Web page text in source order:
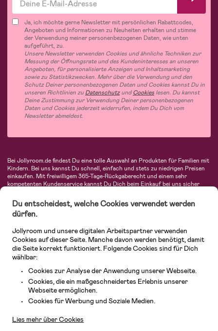
Ja, ich möchte gerne Newsletter mit persönlichen Rabattcodes,
Angeboten und Informationen zu Neuheiten erhalten und stimme
der Verwendung meiner personenbezogenen Daten, wie unten
aufgeführt, zu.
Unsere Newsletter verwenden Cookies und ähnliche Techniken zur
Messung der Öffnungsrate und des Kundeninteresses an unseren
Angeboten, für personalisierte Anzeigen und Inhaltsmarketing
sowie zu Statistikzwecken. Mehr über die Verwendung und den
Schutz Deiner personenbezogenen Daten und Cookies kannst Du in
unseren Richtlinien zu DatenschutzundCookies lesen. Du kannst
Deine Zustimmung zur Verwendung Deiner personenbezogenen
Daten und Cookies jederzeit widerrufen, indem Du Dich vom
Newsletter abmeldest.
Bei Jollyroom.de findest Du eine tolle Auswahl an Produkten für Familien mit
Kindern. Bei uns kannst Du schnell, einfach und stets zu niedrigen Preisen
einkaufen. Mit freiwilligem 365-Tage-Rückgaberecht und einem sehr
kompetenten Kundenservice kannst Du Dich beim Einkauf bei uns sicher
Autositze, Kinder- und Babymode, Produkte für Mütter und eine Menge
fantastischer Einrichtungsgegenstände, Spielsachen, Babyprodukte und
vieles mehr. Wir haben Produkte von bekannten Herstellern wie Britax, Maxi-
Avent, Jack Wolfskin, Cybex, LEGO und vielen mehr. Schau Dich um in
unserer vielfältigen Online-Boutique für Kinder & Babys. Willkommen!
Du entscheidest, welche Cookies verwendet werden
dürfen.
Jollyroom und unsere digitalen Arbeitspartner verwenden
Cookies auf dieser Seite. Manche davon werden benötigt, damit
die Seite korrekt funktioniert. Folgende Cookies sind für Dich
wählbar:
Cookies zur Analyse der Anwendung unserer Webseite.
Cookies, die ein maßgeschneidertes Erlebnis unserer
Webseite ermöglichen.
Cookies für Werbung und Soziale Medien.
Lies mehr über Cookies